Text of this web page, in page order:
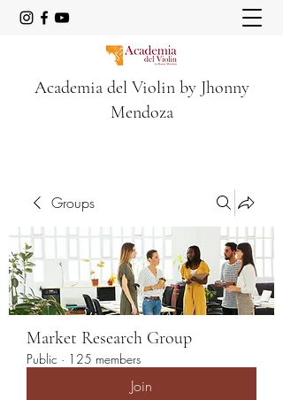
Academia del Violin by Jhonny
Mendoza
Groups
Market Research Group
Public · 125 members
Join